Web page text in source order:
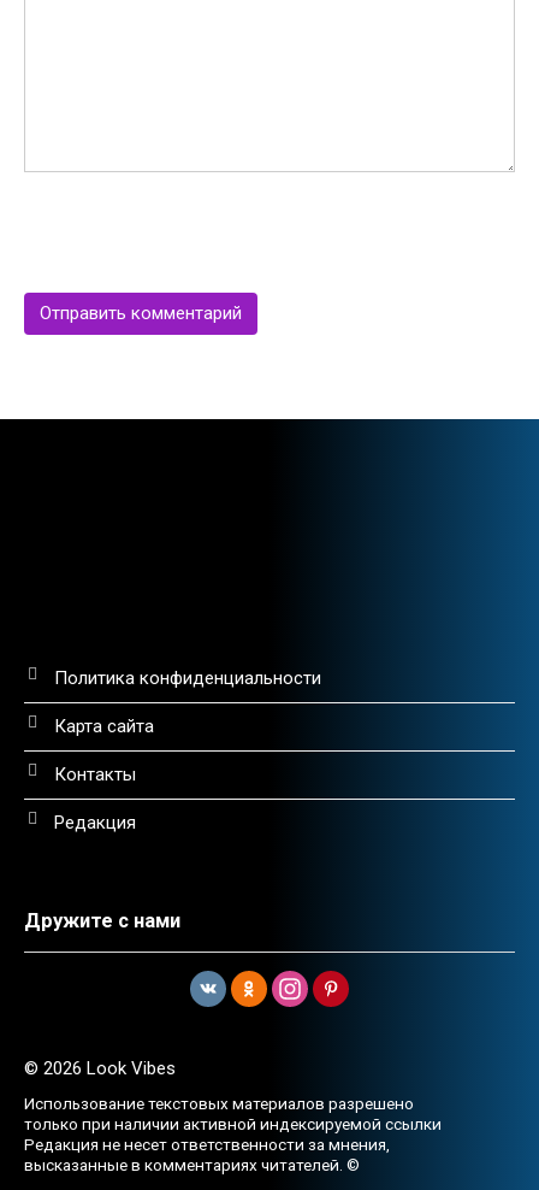
Политика конфиденциальности
Карта сайта
Контакты
Редакция
Дружите с нами
© 2026 Look Vibes
Использование текстовых материалов разрешено
только при наличии активной индексируемой ссылки
Редакция не несет ответственности за мнения,
высказанные в комментариях читателей. ©